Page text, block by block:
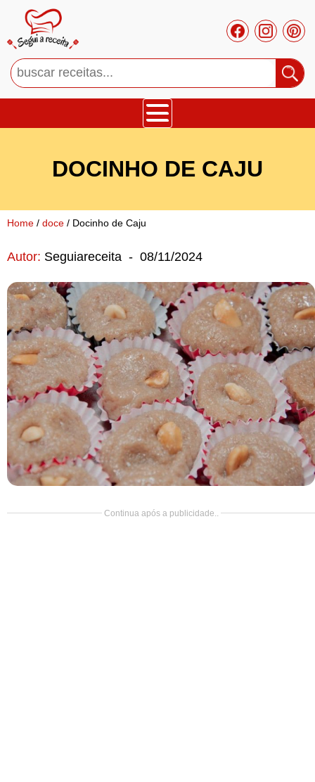
Mousses
Cupcakes
Salgado
Doce
Pão
Salada
Almoço
Cocada
DOCINHO DE CAJU
Home / doce / Docinho de Caju
Autor: Seguiareceita - 08/11/2024
Continua após a publicidade..